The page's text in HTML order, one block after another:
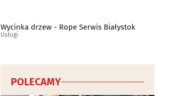
Wycinka drzew - Rope Serwis Białystok
Usługi
POLECAMY